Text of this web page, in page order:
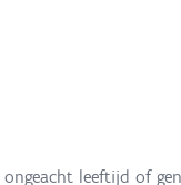
leeftijd of